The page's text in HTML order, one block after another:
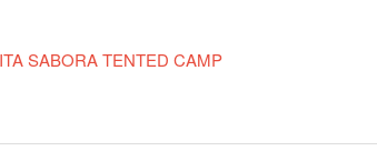
Позвольте себе роскошное
программу тура включено
в лучших лоджах Африки.
экосистемы Серенгети Мара и
Миграцию, а в Нгоронгоро вам
кратере древнего вулкана, где
SABORA TENTED CAMP